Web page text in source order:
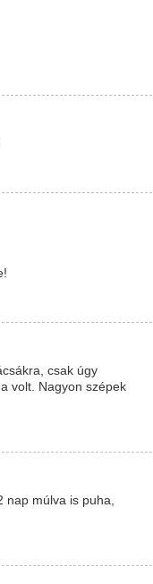
csak úgy
volt. Nagyon szépek
nap múlva is puha,